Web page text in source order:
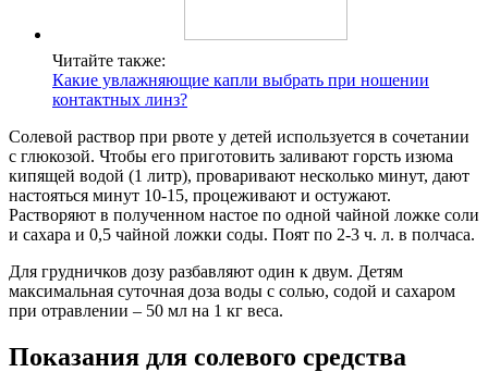
Читайте также:
Какие увлажняющие капли выбрать при ношении
контактных линз?
Солевой раствор при рвоте у детей используется в сочетании
с глюкозой. Чтобы его приготовить заливают горсть изюма
кипящей водой (1 литр), проваривают несколько минут, дают
настояться минут 10-15, процеживают и остужают.
Растворяют в полученном настое по одной чайной ложке соли
и сахара и 0,5 чайной ложки соды. Поят по 2-3 ч. л. в полчаса.
Для грудничков дозу разбавляют один к двум. Детям
максимальная суточная доза воды с солью, содой и сахаром
при отравлении – 50 мл на 1 кг веса.
Показания для солевого средства